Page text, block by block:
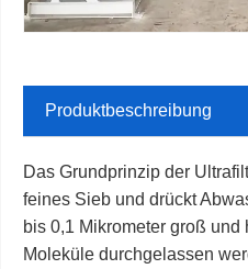
Produktbeschreibung
Das Grundprinzip der
feines Sieb und drückt
bis 0,1 Mikrometer groß
Moleküle durchgelassen